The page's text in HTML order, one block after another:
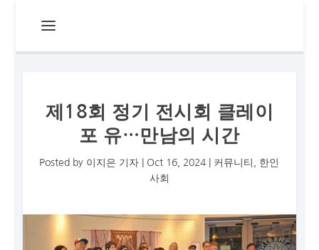
제18회 정기 전시회 클레이
포 유…만남의 시간
Posted by 이지은 기자 Oct 16, 2024 커뮤니티
한인
사회